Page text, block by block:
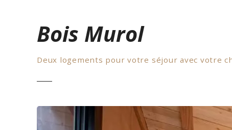
Bois Murol
Deux logements pour votre séjour avec votre